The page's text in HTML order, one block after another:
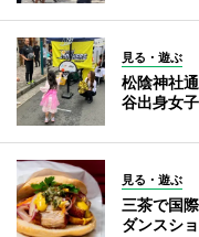
見る・遊ぶ
松陰神社
谷出身女
見る・遊ぶ
三茶で国
ダンスシ